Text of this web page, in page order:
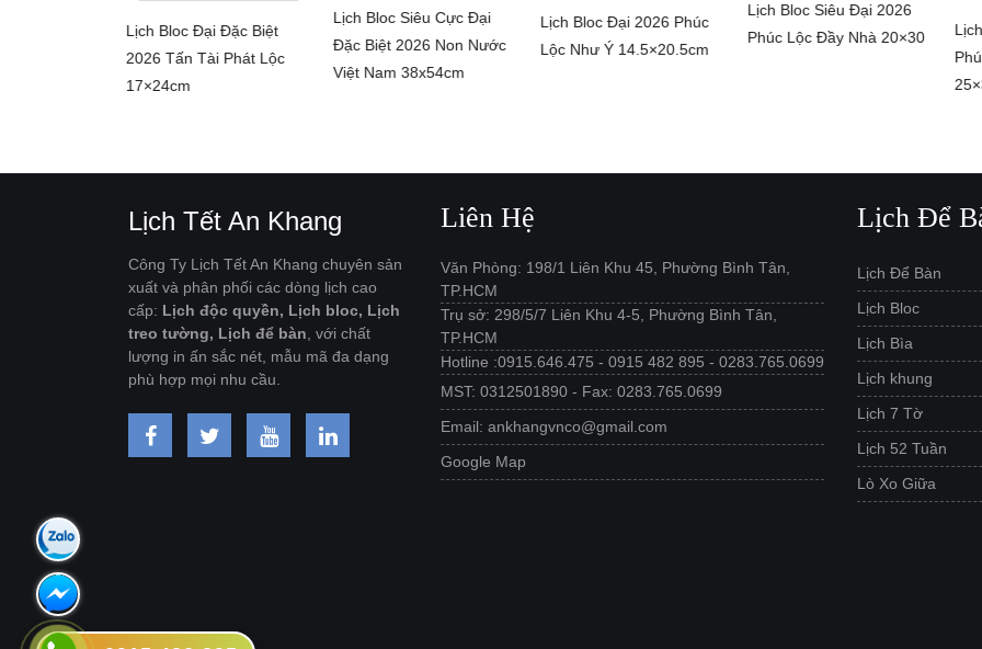
CHI TIẾT
Lịch Bloc Đại Đặc Biệt
2026 Tấn Tài Phát Lộc
17×24cm
Lịch Bloc Siêu Cực Đại
Đặc Biệt 2026 Non Nước
Việt Nam 38x54cm
CHI TIẾT
Lịch Bloc Đại 2026 Phúc
Lộc Như Ý 14.5×20.5cm
Lịch Bloc Siêu Đại 2026
Phúc Lộc Đầy Nhà 20×30
Lịch Tết An Khang
Công Ty Lịch Tết An Khang chuyên sản
xuất và phân phối các dòng lịch cao
cấp: Lịch độc quyền, Lịch bloc, Lịch
treo tường, Lịch để bàn , với chất
lượng in ấn sắc nét, mẫu mã đa dạng
phù hợp mọi nhu cầu.
Liên Hệ
Văn Phòng: 198/1 Liên Khu 45, Phường Bình Tân,
TP.HCM
Trụ sở: 298/5/7 Liên Khu 4-5, Phường Bình Tân,
TP.HCM
Hotline :0915.646.475 - 0915 482 895 - 0283.765.0699
MST: 0312501890 - Fax: 0283.765.0699
Email: ankhangvnco@gmail.com
Google Map
Lịch Để
Lịch Để Bàn
Lịch Bloc
Lịch Bìa
Lịch khung
Lịch 7 Tờ
Lịch 52 Tuần
Lò Xo Giữa